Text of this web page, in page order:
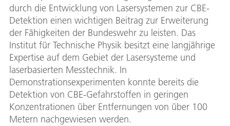
durch die Entwicklung von Lasersystemen zur CBE-
Detektion einen wichtigen Beitrag zur Erweiterung
der Fähigkeiten der Bundeswehr zu leisten. Das
Institut für Technische Physik besitzt eine langjährige
Expertise auf dem Gebiet der Lasersysteme und
laserbasierten Messtechnik. In
Demonstrationsexperimenten konnte bereits die
Detektion von CBE-Gefahrstoffen in geringen
Konzentrationen über Entfernungen von über 100
Metern nachgewiesen werden.